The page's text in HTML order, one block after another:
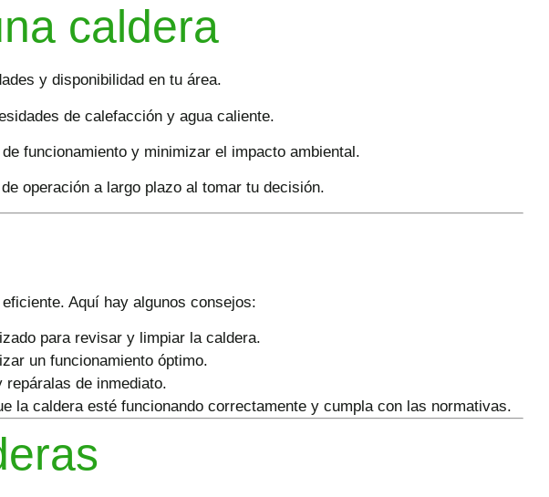
caldera
y disponibilidad en tu área.
de calefacción y agua caliente.
funcionamiento y minimizar el impacto ambiental.
operación a largo plazo al tomar tu decisión.
Aquí hay algunos consejos:
para revisar y limpiar la caldera.
un funcionamiento óptimo.
de inmediato.
la caldera esté funcionando correctamente y cumpla con las normativas.